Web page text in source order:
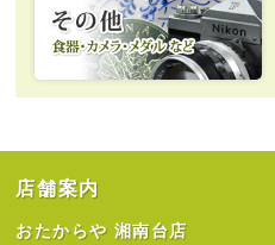
店舗案内
おたからや 湘南台店